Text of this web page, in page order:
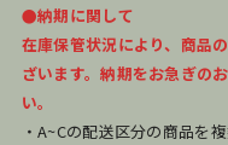
●納期に関して
在庫保管状況により、商品
ざいます。納期をお急ぎの
い。
・A~Cの配送区分の商品を